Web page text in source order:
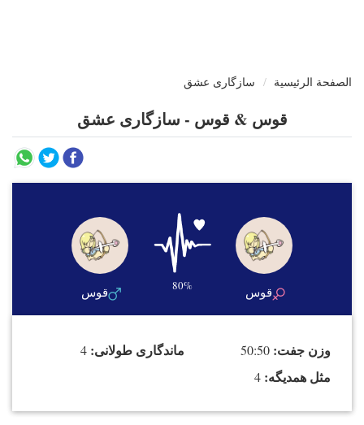
الصفحة الرئيسية سازگاری عشق
قوس & قوس - سازگاری عشق
قوس 80% قوس
وزن جفت: 50:50
مثل همدیگه: 4
ماندگاری طولانی: 4